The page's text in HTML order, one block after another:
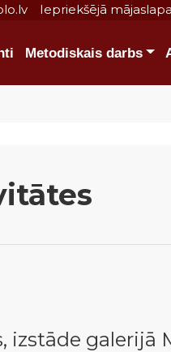
Iepriekšējā mājaslapa
Metodiskais darbs
galerijā